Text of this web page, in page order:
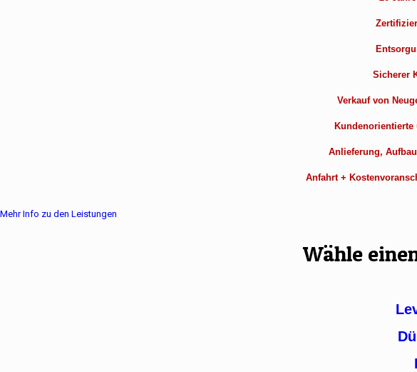
Sicherer
Verkauf von
Anlieferung,
Anfahrt +
Mehr Info zu den Leistungen
Wähle